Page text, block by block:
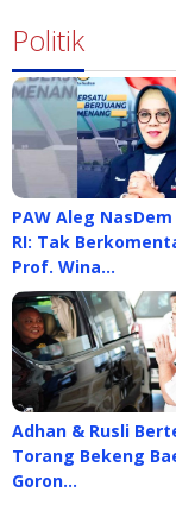
Politik
PAW Aleg NasDem
RI: Tak
Prof. Wina…
Adhan & Rusli
Torang Bekeng
Goron…